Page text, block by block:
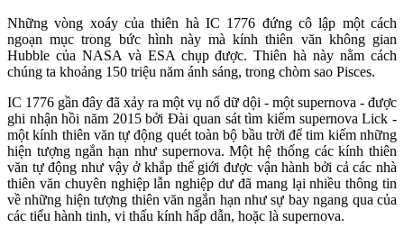
Những vòng xoáy của thiên hà IC 1776 đứng cô lập một cách
ngoạn mục trong bức hình này mà kính thiên văn không gian
Hubble của NASA và ESA chụp được. Thiên hà này nằm cách
chúng ta khoảng 150 triệu năm ánh sáng, trong chòm sao Pisces.
IC 1776 gần đây đã xảy ra một vụ nổ dữ dội - một supernova - được
ghi nhận hồi năm 2015 bởi Đài quan sát tìm kiếm supernova Lick -
một kính thiên văn tự động quét toàn bộ bầu trời để tim kiếm những
hiện tượng ngắn hạn như supernova. Một hệ thống các kính thiên
văn tự động như vậy ở khắp thế giới được vận hành bởi cả các nhà
thiên văn chuyên nghiệp lẫn nghiệp dư đã mang lại nhiều thông tin
về những hiện tượng thiên văn ngắn hạn như sự bay ngang qua của
các tiểu hành tinh, vi thấu kính hấp dẫn, hoặc là supernova.